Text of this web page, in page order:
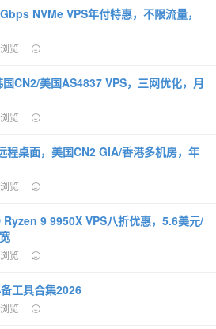
NVMe VPS年付特惠，不限流量，
览
CN2/美国AS4837 VPS，三网优化，月
览
桌面，美国CN2 GIA/香港多机房，年
览
9 9950X VPS八折优惠，5.6美元/
览
工具合集2026
览